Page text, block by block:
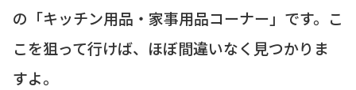
の「キッチン用品・家事用品コーナー」です。こ
こを狙って行けば、ほぼ間違いなく見つかりま
すよ。